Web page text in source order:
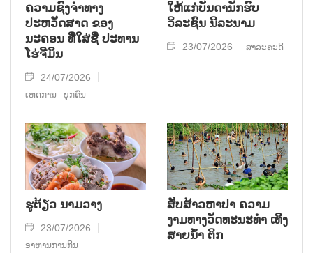
ຄວາມຊົງຈໍາທາງ
ປະຫວັດສາດ ຂອງ
ນະຄອນ ທີ່ໃສ່ຊື່ ປະທານ
ໂຮ່ຈີມິນ
24/07/2026
ເຫດການ - ບຸກຄົນ
ໃຫ້ແກ່ບັນດານັກຮົບ
ວິລະຊົນ ນິລະນາມ
23/07/2026 ສາລະຄະດີ
ຮູຕ້ຽວ ນາມວາງ
23/07/2026
ອາຫານການກິນ
ສັບສ້າວຫາປາ ຄວາມ
ງາມທາງວັດທະນະທໍາ ເທິງ
ສາຍນໍ້າ ຕິກ